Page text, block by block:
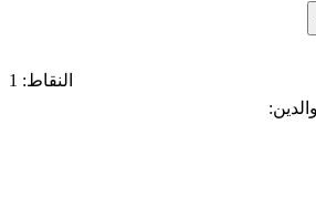
النقاط: 1